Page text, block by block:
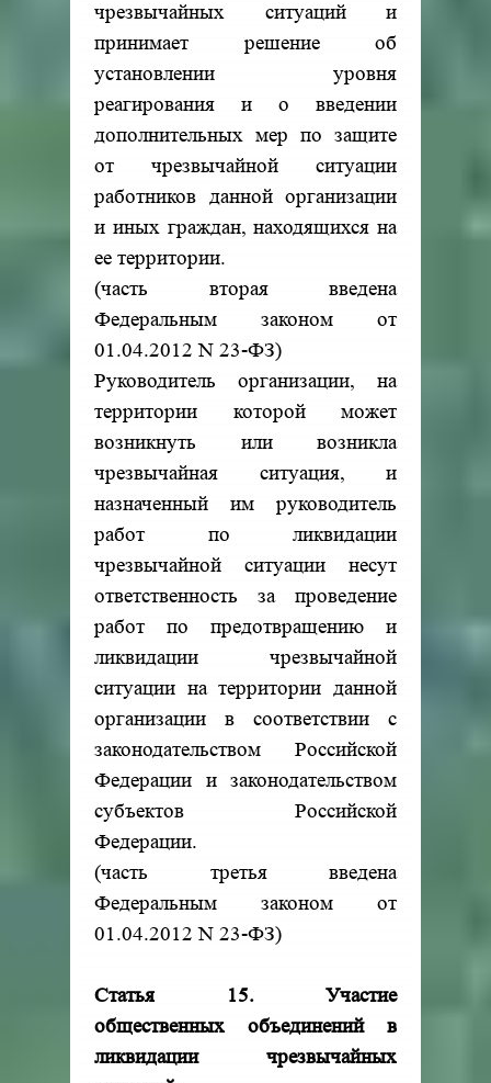
чрезвычайных ситуаций и
принимает решение об
установлении уровня
реагирования и о введении
дополнительных мер по защите
от чрезвычайной ситуации
работников данной организации
и иных граждан, находящихся на
ее территории.
(часть вторая введена
Федеральным законом от
01.04.2012 N 23-ФЗ)
Руководитель организации, на
территории которой может
возникнуть или возникла
чрезвычайная ситуация, и
назначенный им руководитель
работ по ликвидации
чрезвычайной ситуации несут
ответственность за проведение
работ по предотвращению и
ликвидации чрезвычайной
ситуации на территории данной
организации в соответствии с
законодательством Российской
Федерации и законодательством
субъектов Российской
Федерации.
(часть третья введена
Федеральным законом от
01.04.2012 N 23-ФЗ)
Статья 15. Участие
общественных объединений в
ликвидации чрезвычайных